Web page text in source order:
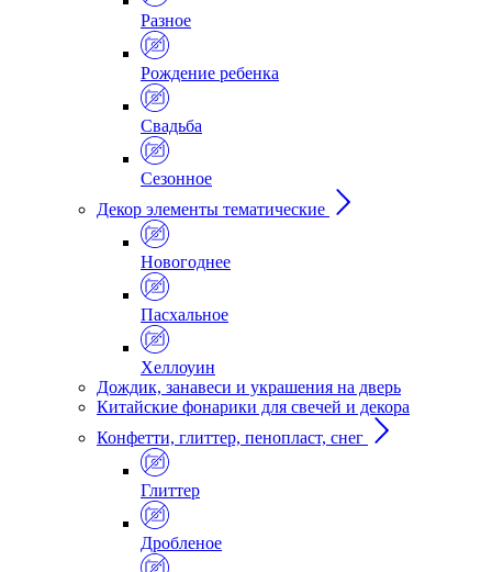
Разное
Рождение ребенка
Свадьба
Сезонное
Декор элементы тематические
Новогоднее
Пасхальное
Хеллоуин
Дождик, занавеси и украшения на дверь
Китайские фонарики для свечей и декора
Конфетти, глиттер, пенопласт, снег
Глиттер
Дробленое